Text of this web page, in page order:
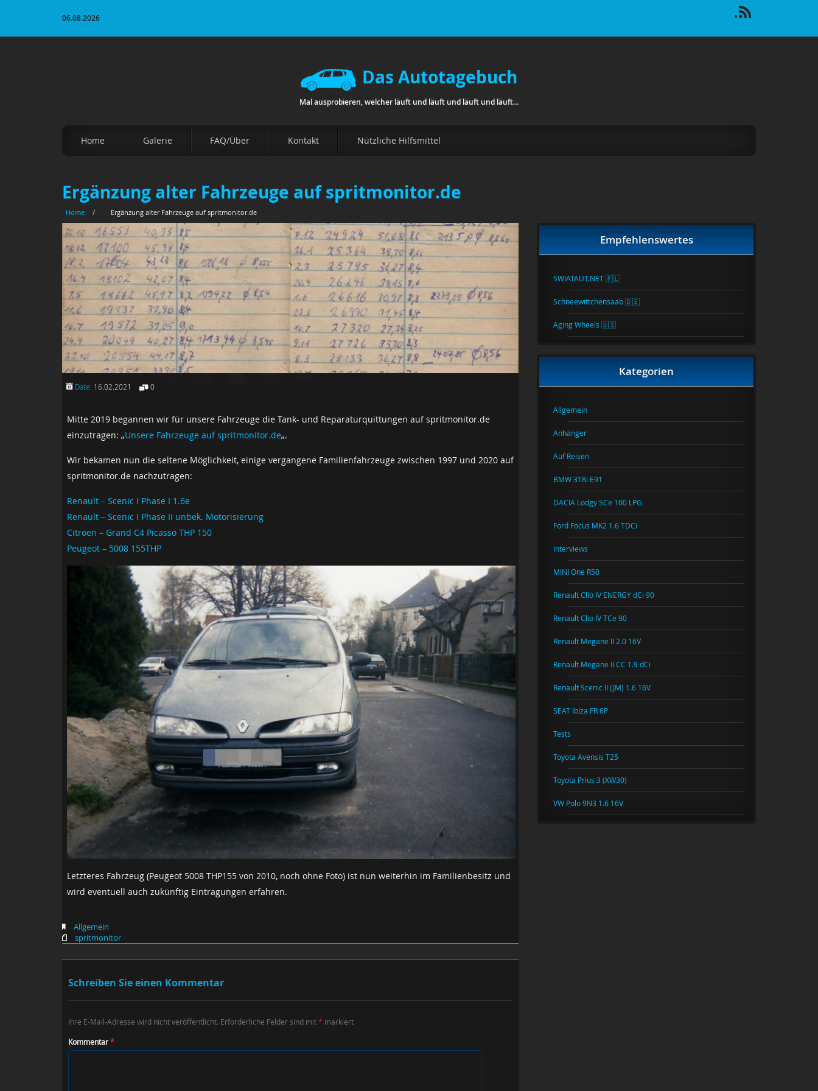
06.08.2026
Das Autotagebuch
Mal ausprobieren, welcher läuft und läuft und läuft und läuft...
Home Galerie FAQ/Über Kontakt Nützliche Hilfsmittel
Ergänzung alter Fahrzeuge auf spritmonitor.de
Home / Ergänzung alter Fahrzeuge auf spritmonitor.de
Date: 16.02.2021 0
Mitte 2019 begannen wir für unsere Fahrzeuge die Tank- und Reparaturquittungen auf spritmonitor.de
einzutragen: „Unsere Fahrzeuge auf spritmonitor.de„.
Wir bekamen nun die seltene Möglichkeit, einige vergangene Familienfahrzeuge zwischen 1997 und 2020 auf
spritmonitor.de nachzutragen:
Renault – Scenic I Phase I 1.6e
Renault – Scenic I Phase II unbek. Motorisierung
Citroen – Grand C4 Picasso THP 150
Peugeot – 5008 155THP
Letzteres Fahrzeug (Peugeot 5008 THP155 von 2010, noch ohne Foto) ist nun weiterhin im Familienbesitz und
wird eventuell auch zukünftig Eintragungen erfahren.
Allgemein
spritmonitor
Schreiben Sie einen Kommentar
Ihre E-Mail-Adresse wird nicht veröffentlicht. Erforderliche Felder sind mit* markiert
Kommentar*
Empfehlenswertes
SWIATAUT.NET 🇵🇱
Schneewittchensaab 🇩🇪
Aging Wheels 🇺🇸
Kategorien
Allgemein
Anhänger
Auf Reisen
BMW 318i E91
DACIA Lodgy SCe 100 LPG
Ford Focus MK2 1.6 TDCi
Interviews
MINI One R50
Renault Clio IV ENERGY dCi 90
Renault Clio IV TCe 90
Renault Megane II 2.0 16V
Renault Megane II CC 1.9 dCi
Renault Scenic II (JM) 1.6 16V
SEAT Ibiza FR 6P
Tests
Toyota Avensis T25
Toyota Prius 3 (XW30)
VW Polo 9N3 1.6 16V